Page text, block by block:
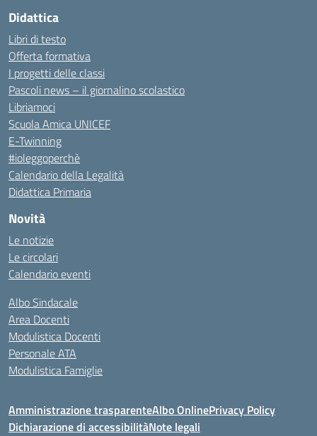
Didattica
Libri di testo
Offerta formativa
I progetti delle classi
Pascoli news – il giornalino scolastico
Libriamoci
Scuola Amica UNICEF
E-Twinning
#ioleggoperchè
Calendario della Legalità
Didattica Primaria
Novità
Le notizie
Le circolari
Calendario eventi
Albo Sindacale
Area Docenti
Modulistica Docenti
Personale ATA
Modulistica Famiglie
Amministrazione trasparenteAlbo OnlinePrivacy Policy
Dichiarazione di accessibilitàNote legali